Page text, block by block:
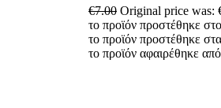
€7.00 Original price was:
το προϊόν προστέθηκε
το προϊόν προστέθηκε
το προϊόν αφαιρέθηκε